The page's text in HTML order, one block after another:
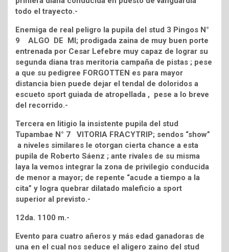
todo el trayecto.-
Enemiga de real peligro la pupila del stud 3 Pingos N°
9 ALGO DE MI; prodigada zaina de muy buen porte
entrenada por Cesar Lefebre muy capaz de lograr su
segunda diana tras meritoria campaña de pistas ; pese
a que su pedigree FORGOTTEN es para mayor
distancia bien puede dejar el tendal de doloridos a
escueto sport guiada de atropellada , pese a lo breve
del recorrido.-
Tercera en litigio la insistente pupila del stud
Tupambae N° 7 VITORIA FRACYTRIP; sendos “show”
a niveles similares le otorgan cierta chance a esta
pupila de Roberto Sáenz ; ante rivales de su misma
laya la vemos integrar la zona de privilegio conducida
de menor a mayor; de repente “acude a tiempo a la
cita” y logra quebrar dilatado maleficio a sport
superior al previsto.-
12da. 1100 m.-
Evento para cuatro añeros y más edad ganadoras de
una en el cual nos seduce el aligero zaino del stud